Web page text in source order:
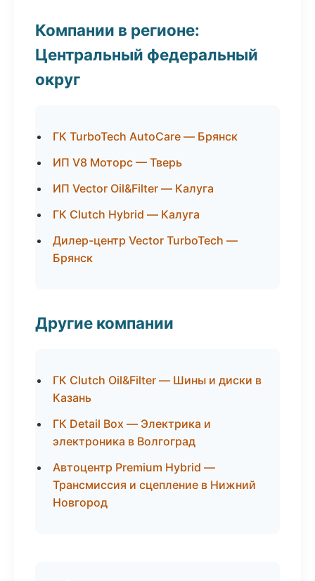
Компании в регионе:
Центральный федеральный
округ
ГК TurboTech AutoCare — Брянск
ИП V8 Моторс — Тверь
ИП Vector Oil&Filter — Калуга
ГК Clutch Hybrid — Калуга
Дилер-центр Vector TurboTech —
Брянск
Другие компании
ГК Clutch Oil&Filter — Шины и диски в
Казань
ГК Detail Box — Электрика и
электроника в Волгоград
Автоцентр Premium Hybrid —
Трансмиссия и сцепление в Нижний
Новгород